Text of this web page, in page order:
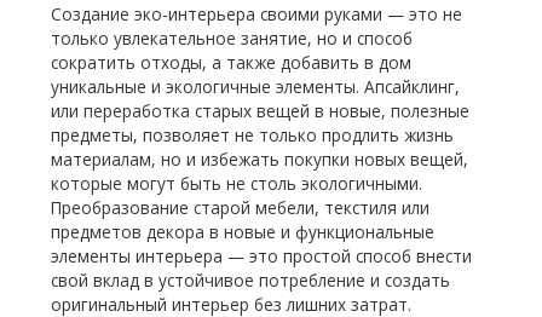
Создание эко-интерьера своими руками — это не
только увлекательное занятие, но и способ
сократить отходы, а также добавить в дом
уникальные и экологичные элементы. Апсайклинг,
или переработка старых вещей в новые, полезные
предметы, позволяет не только продлить жизнь
материалам, но и избежать покупки новых вещей,
которые могут быть не столь экологичными.
Преобразование старой мебели, текстиля или
предметов декора в новые и функциональные
элементы интерьера — это простой способ внести
свой вклад в устойчивое потребление и создать
оригинальный интерьер без лишних затрат.